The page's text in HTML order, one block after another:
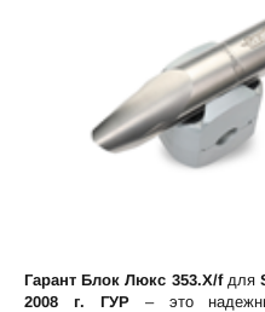
Гарант Блок Люкс 353.X/fдля
2008 г. ГУР– это